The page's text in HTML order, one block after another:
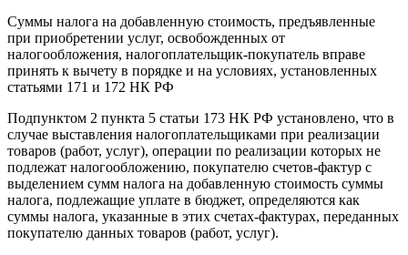
Суммы налога на добавленную стоимость, предъявленные
при приобретении услуг, освобожденных от
налогообложения, налогоплательщик-покупатель вправе
принять к вычету в порядке и на условиях, установленных
статьями 171 и 172 НК РФ
Подпунктом 2 пункта 5 статьи 173 НК РФ установлено, что в
случае выставления налогоплательщиками при реализации
товаров (работ, услуг), операции по реализации которых не
подлежат налогообложению, покупателю счетов-фактур с
выделением сумм налога на добавленную стоимость суммы
налога, подлежащие уплате в бюджет, определяются как
суммы налога, указанные в этих счетах-фактурах, переданных
покупателю данных товаров (работ, услуг).